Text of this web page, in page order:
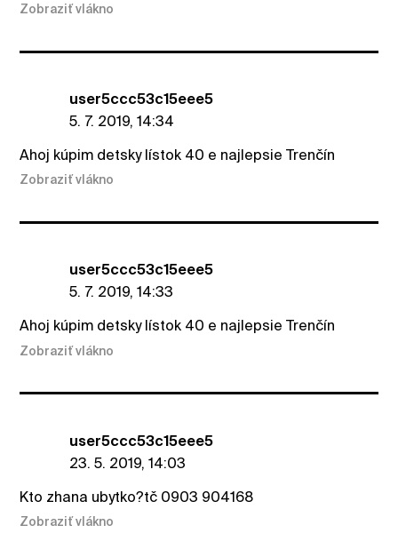
Zobraziť vlákno
user5ccc53c15eee5
5. 7. 2019, 14:34
Ahoj kúpim detsky lístok 40 e najlepsie Trenčín
Zobraziť vlákno
user5ccc53c15eee5
5. 7. 2019, 14:33
Ahoj kúpim detsky lístok 40 e najlepsie Trenčín
Zobraziť vlákno
user5ccc53c15eee5
23. 5. 2019, 14:03
Kto zhana ubytko?tč 0903 904168
Zobraziť vlákno